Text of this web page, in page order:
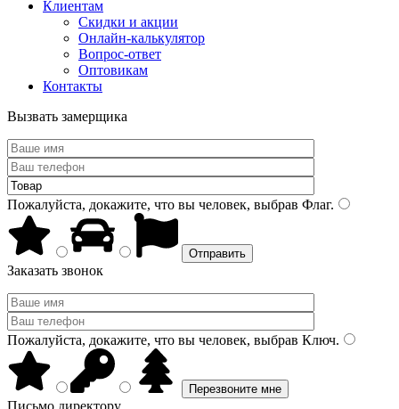
Клиентам
Скидки и акции
Онлайн-калькулятор
Вопрос-ответ
Оптовикам
Контакты
Вызвать замерщика
Пожалуйста, докажите, что вы человек, выбрав Флаг.
Заказать звонок
Пожалуйста, докажите, что вы человек, выбрав Ключ.
Письмо директору